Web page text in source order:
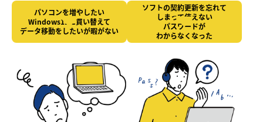
パソコンを増やしたい
Windows11に買い替えて
データ移動をしたいが暇がない
ソフトの契約更新を忘れて
しまって使えない
パスワードが
わからなくなった